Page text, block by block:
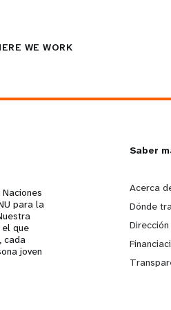
WE WORK
para la
el que
cada
joven
L
e
a
r
Saber
Acerca
Dónde